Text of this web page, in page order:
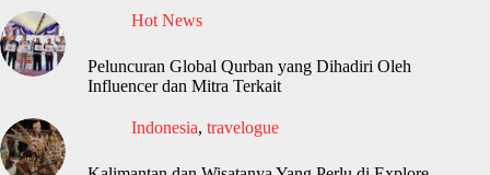
Hot News
Peluncuran Global Qurban yang Dihadiri Oleh
Influencer dan Mitra Terkait
Indonesia, travelogue